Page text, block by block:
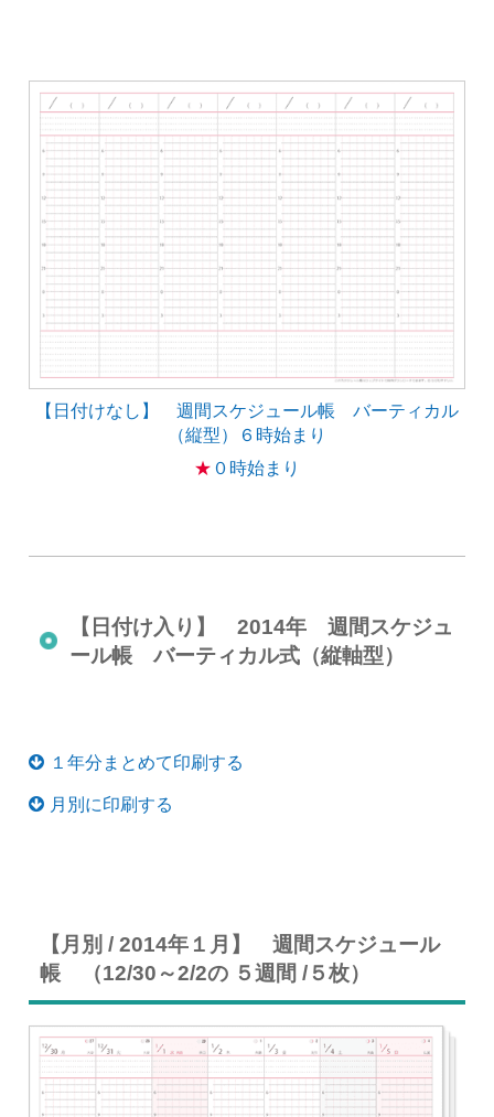
【日付けなし】 週間スケジュール帳 バーティカル
（縦型）６時始まり
★ ０時始まり
【日付け入り】 2014年 週間スケジュ
ール帳 バーティカル式（縦軸型）
１年分まとめて印刷する
月別に印刷する
【月別 / 2014年１月】 週間スケジュール
帳 （12/30～2/2の ５週間 /５枚）